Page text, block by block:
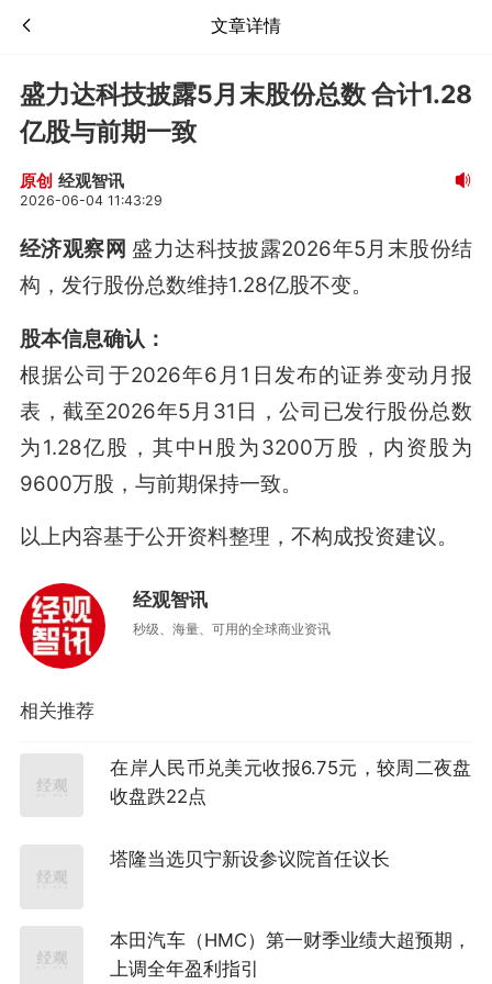
文章详情
盛力达科技披露5月末股份总数 合计1.28
亿股与前期一致
原创 经观智讯
2026-06-04 11:43:29
经济观察网 盛力达科技披露2026年5月末股份结
构，发行股份总数维持1.28亿股不变。
股本信息确认：
根据公司于2026年6月1日发布的证券变动月报
表，截至2026年5月31日，公司已发行股份总数
为1.28亿股，其中H股为3200万股，内资股为
9600万股，与前期保持一致。
以上内容基于公开资料整理，不构成投资建议。
经观智讯
秒级、海量、可用的全球商业资讯
相关推荐
在岸人民币兑美元收报6.75元，较周二夜盘
收盘跌22点
塔隆当选贝宁新设参议院首任议长
本田汽车（HMC）第一财季业绩大超预期，
上调全年盈利指引